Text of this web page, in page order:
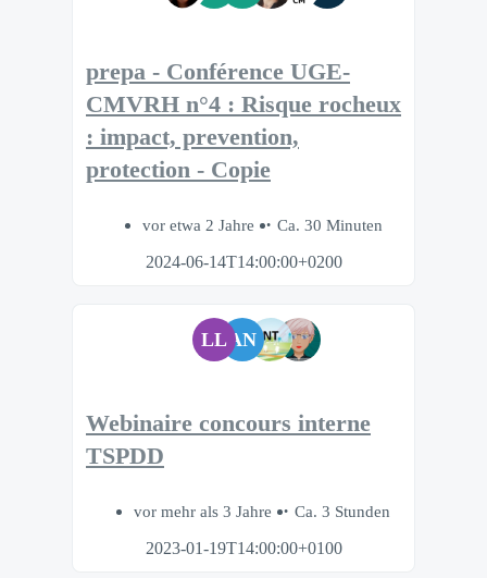
prepa - Conférence UGE-
CMVRH n°4 : Risque rocheux
: impact, prevention,
protection - Copie
vor etwa 2 Jahre
Ca. 30 Minuten
2024-06-14T14:00:00+0200
LL AN
Webinaire concours interne
TSPDD
vor mehr als 3 Jahre
Ca. 3 Stunden
2023-01-19T14:00:00+0100